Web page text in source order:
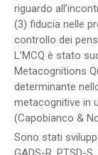
riguardo
(3) fiducia nelle
controllo dei
L’MCQ è stato
Metacognitions
determinante
metacognitive in
(Capobianco &
Sono stati